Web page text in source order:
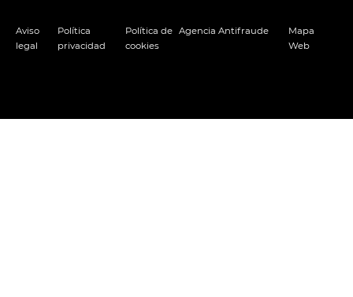
Aviso
legal
Política
privacidad
Política de
cookies
Agencia Antifraude
Mapa
Web